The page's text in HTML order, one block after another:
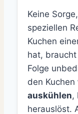
Keine
speziellen
Kuchen
hat,
Folge
den Kuchen
auskühlen,
herauslöst.